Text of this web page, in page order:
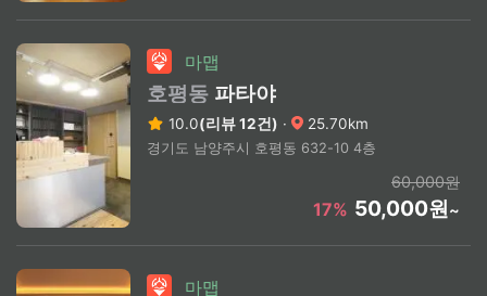
마맵
호평동 파타야
10.0(리뷰 12건) · 25.70km
경기도 남양주시 호평동 632-10 4층
60,000원
17% 50,000원~
마맵